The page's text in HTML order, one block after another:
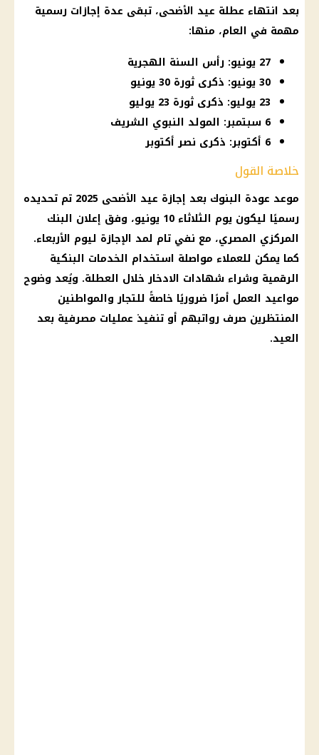
بعد انتهاء عطلة عيد الأضحى، تبقى عدة إجازات رسمية
مهمة في العام، منها:
27 يونيو: رأس السنة الهجرية
30 يونيو: ذكرى ثورة 30 يونيو
23 يوليو: ذكرى ثورة 23 يوليو
6 سبتمبر: المولد النبوي الشريف
6 أكتوبر: ذكرى نصر أكتوبر
خلاصة القول
موعد عودة البنوك بعد إجازة عيد الأضحى 2025
تم تحديده
رسميًا ليكون يوم الثلاثاء 10 يونيو، وفق إعلان
البنك
المركزي المصري، مع نفي تام لمد الإجازة ليوم الأربعاء.
كما يمكن للعملاء مواصلة استخدام الخدمات البنكية
الرقمية وشراء شهادات الادخارخلال العطلة. ويُعد وضوح
مواعيد العمل أمرًا ضروريًا خاصةً للتجار والمواطنين
المنتظرين صرف رواتبهم أو تنفيذ عمليات مصرفية بعد
العيد.